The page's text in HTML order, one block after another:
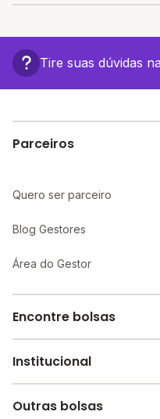
completa e recursos
proporcionando um
Tire suas dúvidas na
Parceiros
Quero ser parceiro
Blog Gestores
Área do Gestor
Encontre bolsas
Melhores escolas de São
Escolas por cidade e bairro
Institucional
Sobre o Melhor Escola
Outras bolsas